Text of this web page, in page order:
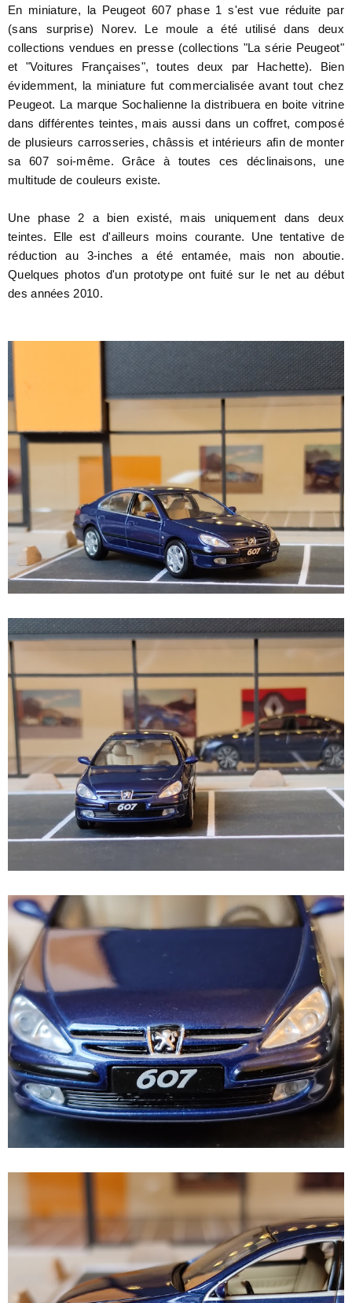
En miniature, la Peugeot 607 phase 1 s'est vue réduite par
(sans surprise) Norev. Le moule a été utilisé dans deux
collections vendues en presse (collections "La série Peugeot"
et "Voitures Françaises", toutes deux par Hachette). Bien
évidemment, la miniature fut commercialisée avant tout chez
Peugeot. La marque Sochalienne la distribuera en boite vitrine
dans différentes teintes, mais aussi dans un coffret, composé
de plusieurs carrosseries, châssis et intérieurs afin de monter
sa 607 soi-même. Grâce à toutes ces déclinaisons, une
multitude de couleurs existe.
Une phase 2 a bien existé, mais uniquement dans deux
teintes. Elle est d'ailleurs moins courante. Une tentative de
réduction au 3-inches a été entamée, mais non aboutie.
Quelques photos d'un prototype ont fuité sur le net au début
des années 2010.